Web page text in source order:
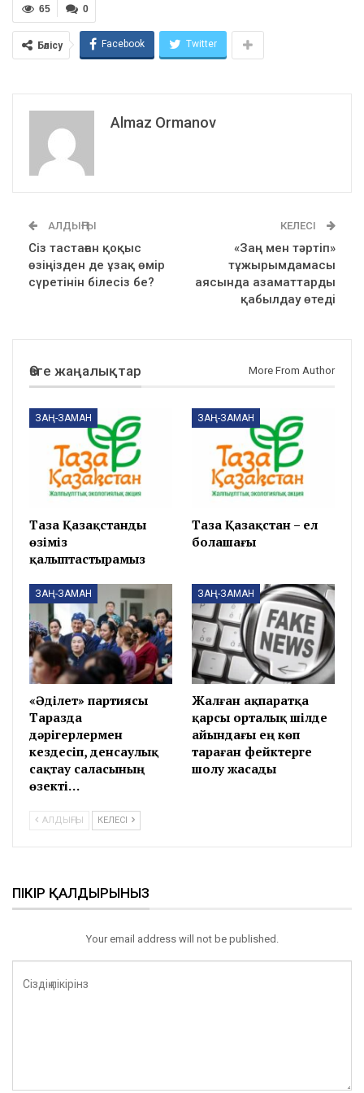
0
65
Бөлісу Facebook Twitter
Almaz Ormanov
АЛДЫҢҒЫ
Сіз тастаған қоқыс
өзіңізден де ұзақ өмір
сүретінін білесіз бе?
КЕЛЕСІ
«Заң мен тәртіп»
тұжырымдамасы
аясында азаматтарды
қабылдау өтеді
Өзге жаңалықтар More From Author
ЗАҢ-ЗАМАН
Таза Қазақстанды
өзіміз
қалыптастырамыз
ЗАҢ-ЗАМАН
Таза Қазақстан – ел
болашағы
ЗАҢ-ЗАМАН
«Әділет» партиясы
Таразда
дәрігерлермен
кездесіп, денсаулық
сақтау саласының
өзекті…
ЗАҢ-ЗАМАН
Жалған ақпаратқа
қарсы орталық шілде
айындағы ең көп
тараған фейктерге
шолу жасады
АЛДЫҢҒЫ КЕЛЕСІ
ПІКІР ҚАЛДЫРЫНЫЗ
Your email address will not be published.